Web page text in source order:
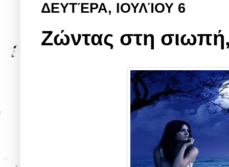
ΔΕΥΤΈΡΑ, ΙΟΥΛΊΟΥ 6
Ζώντας στη σιωπή,